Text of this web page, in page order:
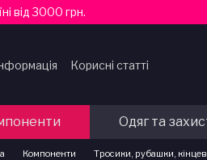
від 3000 грн.
Корисні статті
Одяг та
Компоненти Тросики, рубашки,